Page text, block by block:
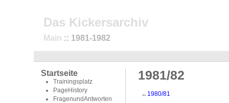
Das Kickersarchiv
Main :: 1981-1982
Startseite
Trainingsplatz
PageHistory
FragenundAntworten
1981/82
← 1980/81